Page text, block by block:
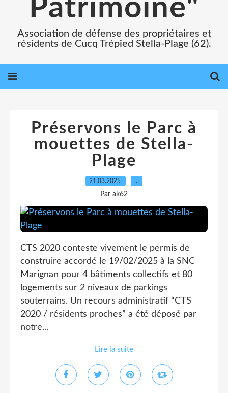
Patrimoine"
Association de défense des propriétaires et
résidents de Cucq Trépied Stella-Plage (62).
Préservons le Parc à
mouettes de Stella-
Plage
21.03.2025 …
Par ak62
CTS 2020 conteste vivement le permis de
construire accordé le 19/02/2025 à la SNC
Marignan pour 4 bâtiments collectifs et 80
logements sur 2 niveaux de parkings
souterrains. Un recours administratif “CTS
2020 / résidents proches” a été déposé par
notre...
Lire la suite